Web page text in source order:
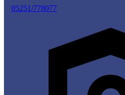
05251/778077